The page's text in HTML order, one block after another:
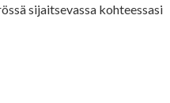
sijaitsevassa kohteessasi